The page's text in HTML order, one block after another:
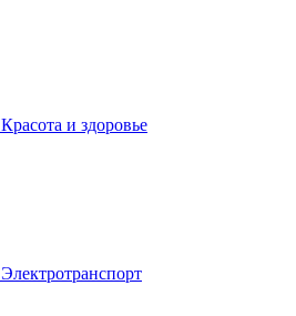
Красота и здоровье
Электротранспорт